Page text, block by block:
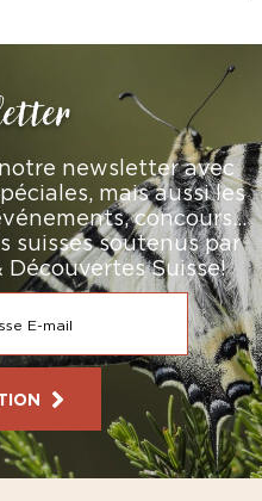
newsletter avec
mais aussi les
concours…
suisses soutenus par
Suisse!